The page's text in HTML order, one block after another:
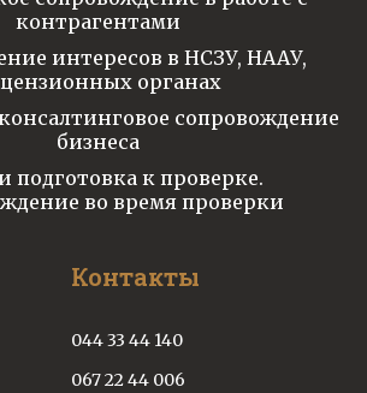
контрагентами
интересов в НСЗУ, НААУ,
органах
сопровождение
бизнеса
подготовка к проверке.
во время проверки
Контакты
044 33 44 140
067 22 44 006